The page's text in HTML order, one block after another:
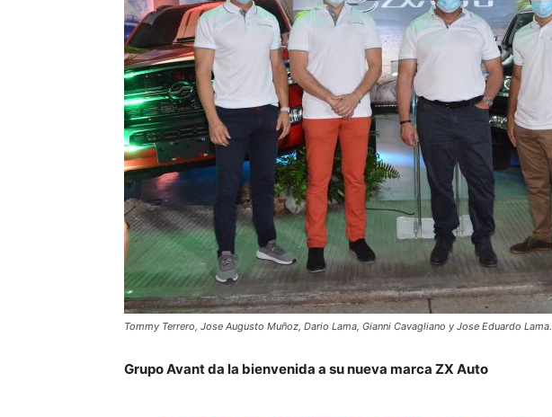
Tommy Terrero, Jose Augusto Muñoz, Dario Lama, Gianni Cavagliano y Jose Eduardo Lama.
Grupo Avant da la bienvenida a su nueva marca ZX Auto